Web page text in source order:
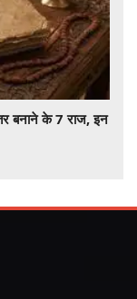
बनाने के 7 राज, इन